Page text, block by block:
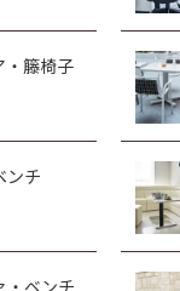
・籐椅子
ンチ